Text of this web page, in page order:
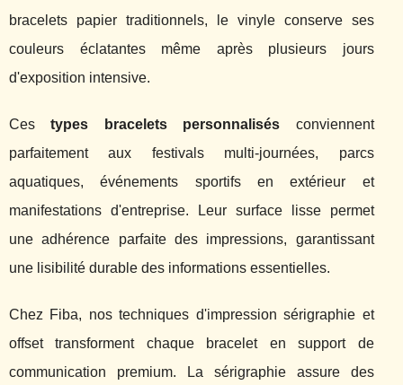
bracelets papier traditionnels, le vinyle conserve ses
couleurs éclatantes même après plusieurs jours
d'exposition intensive.
Cestypes bracelets personnalisés conviennent
parfaitement aux festivals multi-journées, parcs
aquatiques, événements sportifs en extérieur et
manifestations d'entreprise. Leur surface lisse permet
une adhérence parfaite des impressions, garantissant
une lisibilité durable des informations essentielles.
Chez Fiba, nos techniques d'impression sérigraphie et
offset transforment chaque bracelet en support de
communication premium. La sérigraphie assure des